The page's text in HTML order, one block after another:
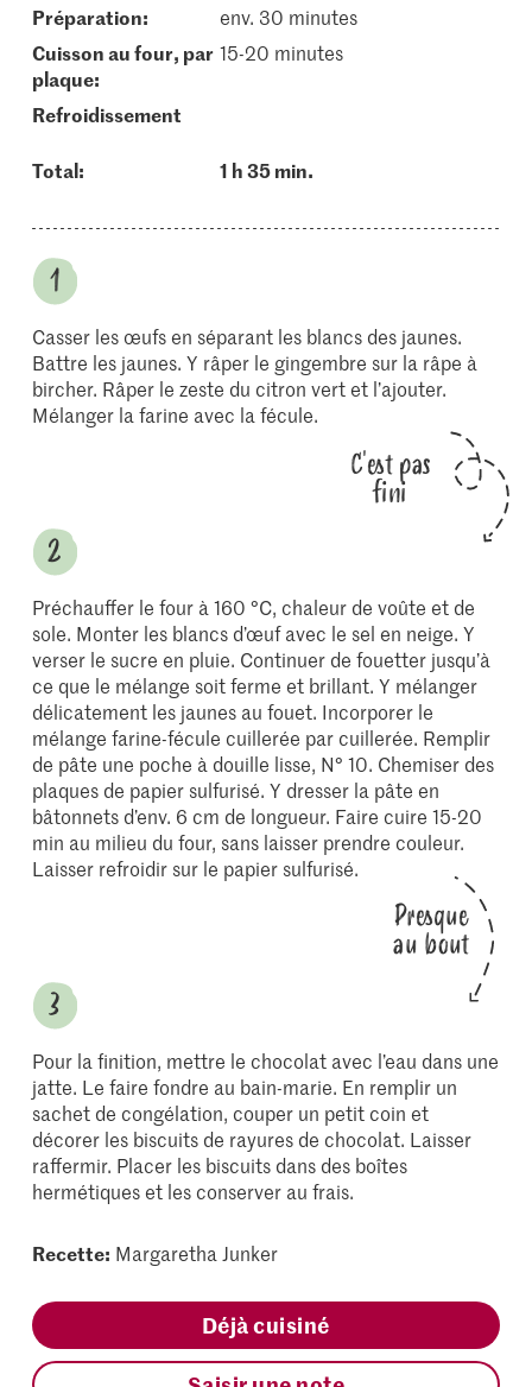
Préparation:
env. 30 minutes
cuisson au four, par
plaque:
15-20 minutes
refroidissement
Total: 1 h 35 min.
Casser les œufs en séparant les blancs des jaunes.
Battre les jaunes. Y râper le gingembre sur la râpe à
bircher. Râper le zeste du citron vert et l’ajouter.
Mélanger la farine avec la fécule.
C'est pas
fini
Préchauffer le four à 160 °C, chaleur de voûte et de
sole. Monter les blancs d’œuf avec le sel en neige. Y
verser le sucre en pluie. Continuer de fouetter jusqu’à
ce que le mélange soit ferme et brillant. Y mélanger
délicatement les jaunes au fouet. Incorporer le
mélange farine-fécule cuillerée par cuillerée. Remplir
de pâte une poche à douille lisse, N° 10. Chemiser des
plaques de papier sulfurisé. Y dresser la pâte en
bâtonnets d’env. 6 cm de longueur. Faire cuire 15-20
min au milieu du four, sans laisser prendre couleur.
Laisser refroidir sur le papier sulfurisé.
Presque
au bout
Pour la finition, mettre le chocolat avec l’eau dans une
jatte. Le faire fondre au bain-marie. En remplir un
sachet de congélation, couper un petit coin et
décorer les biscuits de rayures de chocolat. Laisser
raffermir. Placer les biscuits dans des boîtes
hermétiques et les conserver au frais.
Recette: Margaretha Junker
Déjà cuisiné